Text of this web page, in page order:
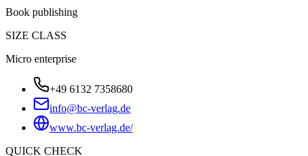
Book publishing
SIZE CLASS
Micro enterprise
+49 6132 7358680
info@bc-verlag.de
www.bc-verlag.de/
QUICK CHECK